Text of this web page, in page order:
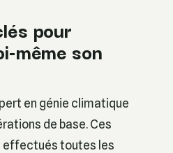
pour
même son
en génie climatique
de base. Ces
toutes les